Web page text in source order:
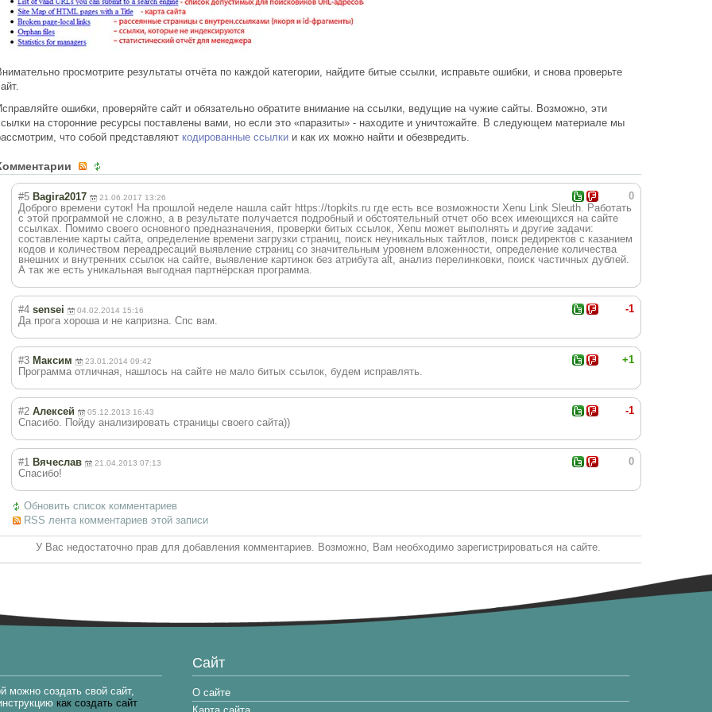
просмотрите результаты отчёта по каждой категории, найдите битые ссылки, исправьте ошибки, и снова проверьте
ошибки, проверяйте сайт и обязательно обратите внимание на ссылки, ведущие на чужие сайты. Возможно, эти
на сторонние ресурсы поставлены вами, но если это «паразиты» - находите и уничтожайте. В следующем материале мы
что собой представляют кодированные ссылки и как их можно найти и обезвредить.
0
#5 Bagira2017 21.06.2017 13:26
Доброго времени суток! На прошлой неделе нашла сайт https://topkits.ru где есть все возможности Xenu Link Sleuth. Работать
с этой программой не сложно, а в результате получается подробный и обстоятельный отчет обо всех имеющихся на сайте
ссылках. Помимо своего основного предназначения, проверки битых ссылок, Xenu может выполнять и другие задачи:
составление карты сайта, определение времени загрузки страниц, поиск неуникальных тайтлов, поиск редиректов с казанием
кодов и количеством переадресаций выявление страниц со значительным уровнем вложенности, определение количества
внешних и внутренних ссылок на сайте, выявление картинок без атрибута alt, анализ перелинковки, поиск частичных дублей.
А так же есть уникальная выгодная партнёрская программа.
-1
#4 sensei 04.02.2014 15:16
Да прога хороша и не капризна. Спс вам.
+1
#3 Максим 23.01.2014 09:42
Программа отличная, нашлось на сайте не мало битых ссылок, будем исправлять.
-1
#2 Алексей 05.12.2013 16:43
Спасибо. Пойду анализировать страницы своего сайта))
0
#1 Вячеслав 21.04.2013 07:13
Спасибо!
Обновить список комментариев
RSS лента комментариев этой записи
У Вас недостаточно прав для добавления комментариев. Возможно, Вам необходимо зарегистрироваться на сайте.
можно создать свой сайт,
как создать сайт
Сайт
О сайте